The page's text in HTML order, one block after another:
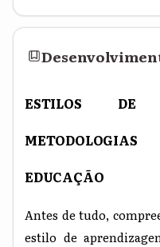
ESTILOS DE
EDUCAÇÃO
Antes de tudo,
estilo de